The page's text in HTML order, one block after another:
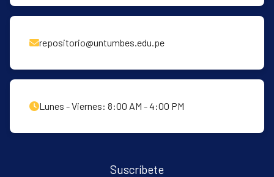
repositorio@untumbes.edu.pe
Lunes - Viernes: 8:00 AM - 4:00 PM
Suscríbete